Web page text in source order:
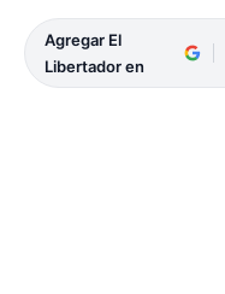
Agregar El
Libertador en